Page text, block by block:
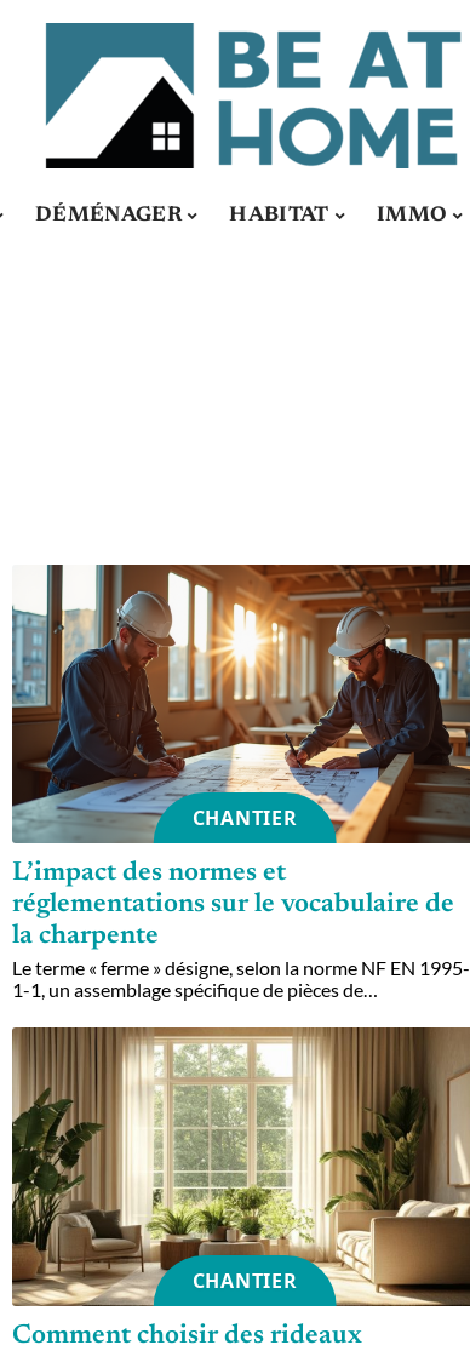
DÉMÉNAGER HABITAT IMMO
CHANTIER
L’impact des normes et
réglementations sur le vocabulaire de
la charpente
Le terme « ferme » désigne, selon la norme NF EN 1995-
1-1, un assemblage spécifique de pièces de…
CHANTIER
Comment choisir des rideaux